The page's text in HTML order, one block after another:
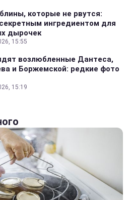
которые не рвутся:
ингредиентом для
дырочек
15:55
возлюбленные Дантеса,
и Боржемской: редкие фото
15:19